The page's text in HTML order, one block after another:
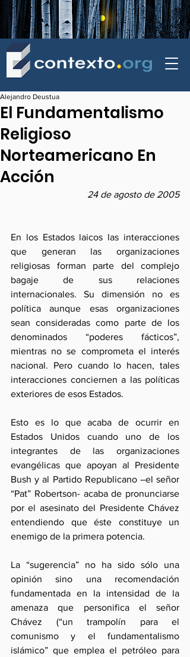
El Fundamentalismo
Religioso
Norteamericano En
Acción
Alejandro Deustua
24 de agosto de 2005
En los Estados laicos las interacciones
que generan las organizaciones
religiosas forman parte del complejo
bagaje de sus relaciones
internacionales. Su dimensión no es
política aunque esas organizaciones
sean consideradas como parte de los
denominados “poderes fácticos”,
mientras no se comprometa el interés
nacional. Pero cuando lo hacen, tales
interacciones conciernen a las políticas
exteriores de esos Estados.
Esto es lo que acaba de ocurrir en
Estados Unidos cuando uno de los
integrantes de las organizaciones
evangélicas que apoyan al Presidente
Bush y al Partido Republicano –el señor
“Pat” Robertson- acaba de pronunciarse
por el asesinato del Presidente Chávez
entendiendo que éste constituye un
enemigo de la primera potencia.
La “sugerencia” no ha sido sólo una
opinión sino una recomendación
fundamentada en la intensidad de la
amenaza que personifica el señor
Chávez (“un trampolín para el
comunismo y el fundamentalismo
islámico” que emplea el petróleo para